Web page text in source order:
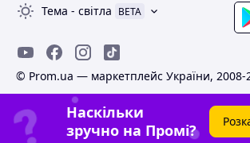
Тема - світла BETA
© Prom.ua — маркетплейс України, 2008-
Наскільки
зручно на Промі?